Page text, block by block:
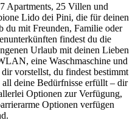
Apartments, 25 Villen und
Lido dei Pini, die für deinen
du mit Freunden, Familie oder
findest du die
Urlaub mit deinen Lieben
eine Waschmaschine und
vorstellst, du findest bestimmt
deine Bedürfnisse erfüllt – dir
Optionen zur Verfügung,
Optionen verfügen